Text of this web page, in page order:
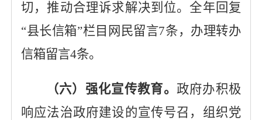
切，推动合理诉求解决到位。全年回复
“县长信箱”栏目网民留言7条，办理转办
信箱留言4条。
（六）强化宣传教育。 政府办积极
响应法治政府建设的宣传号召，组织党